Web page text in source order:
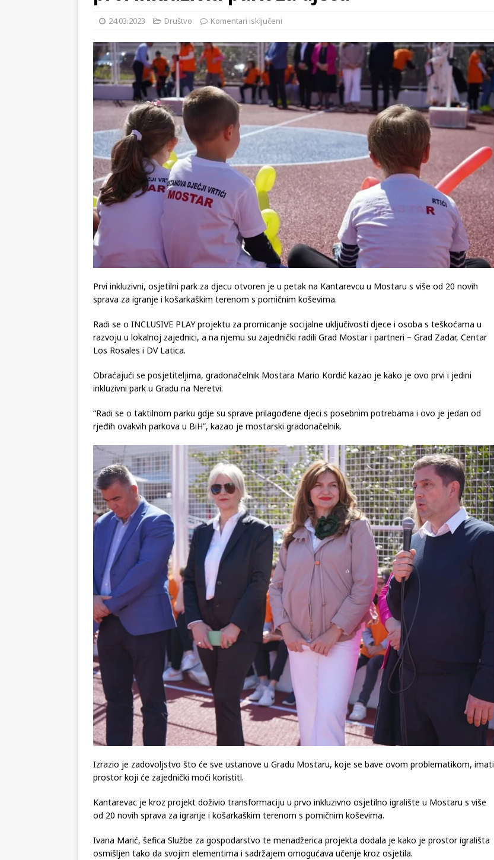
[ 29.07.2026 ] Na današnji dan, 29. srpnja 2018, preminuo je glazbeni genij Oliver Dragojević
(video)
KULTURA
[ 07.08.2026 ] Srpski povjesničar o Oluji: Hrvati imaju što slaviti, dobili su ono što im povijesno
pripada
24.03.2023 Društvo Komentari isključeni
Prvi inkluzivni, osjetilni park za djecu otvoren je u petak na Kantarevcu u Mostaru s više od 20 novih
sprava za igranje i košarkaškim terenom s pomičnim koševima.
Radi se o INCLUSIVE PLAY projektu za promicanje socijalne uključivosti djece i osoba s teškoćama u
razvoju u lokalnoj zajednici, a na njemu su zajednički radili Grad Mostar i partneri – Grad Zadar, Centar
Los Rosales i DV Latica.
Obraćajući se posjetiteljima, gradonačelnik Mostara Mario Kordić kazao je kako je ovo prvi i jedini
inkluzivni park u Gradu na Neretvi.
“Radi se o taktilnom parku gdje su sprave prilagođene djeci s posebnim potrebama i ovo je jedan od
rjeđih ovakvih parkova u BiH”, kazao je mostarski gradonačelnik.
Izrazio je zadovoljstvo što će sve ustanove u Gradu Mostaru, koje se bave ovom problematikom, imati
prostor koji će zajednički moći koristiti.
Kantarevac je kroz projekt doživio transformaciju u prvo inkluzivno osjetilno igralište u Mostaru s više
od 20 novih sprava za igranje i košarkaškim terenom s pomičnim koševima.
Ivana Marić, šefica Službe za gospodarstvo te menadžerica projekta dodala je kako je prostor igrališta
osmišljen tako da svojim elementima i sadržajem omogućava učenje kroz osjetila.